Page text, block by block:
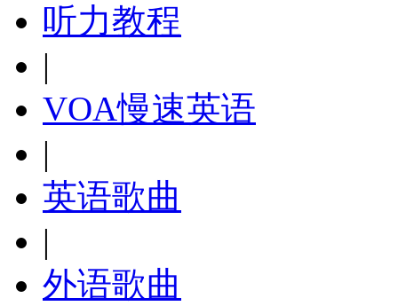
听力教程
|
VOA慢速英语
|
英语歌曲
|
外语歌曲